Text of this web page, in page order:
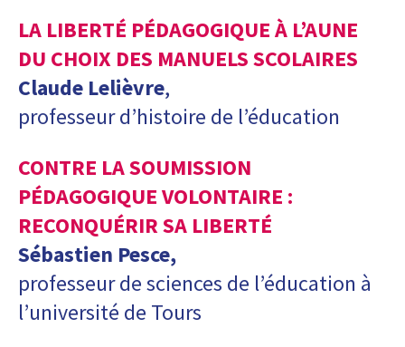
LA LIBERTÉ PÉDAGOGIQUE À L’AUNE
DU CHOIX DES MANUELS SCOLAIRES
Claude Lelièvre,
professeur d’histoire de l’éducation
CONTRE LA SOUMISSION
PÉDAGOGIQUE VOLONTAIRE :
RECONQUÉRIR SA LIBERTÉ
Sébastien Pesce,
professeur de sciences de l’éducation à
l’université de Tours